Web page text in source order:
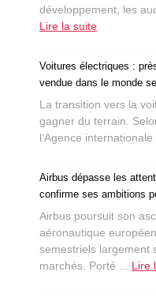
développement, les
Lire la suite
Voitures électriques :
vendue dans le monde
La transition vers la
gagner du terrain.
l’Agence internationale
Airbus dépasse les
confirme ses ambitions
Airbus poursuit son
aéronautique
semestriels largement
marchés. Porté ... Lire